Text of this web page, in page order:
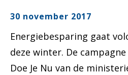
30 november 2017
Energiebesparing gaat
deze winter. De
Doe Je Nu van de